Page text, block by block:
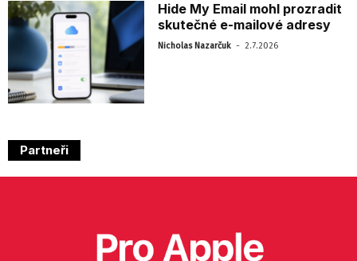
Hide My Email mohl prozradit
skutečné e-mailové adresy
Nicholas Nazarčuk - 2.7.2026
Partneři